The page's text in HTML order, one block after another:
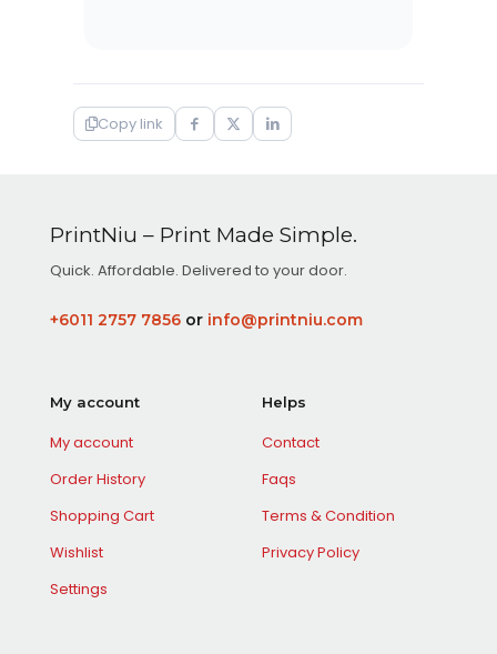
Copy link
PrintNiu – Print Made Simple.
Quick. Affordable. Delivered to your door.
+6011 2757 7856 or info@printniu.com
My account
My account
Order History
Shopping Cart
Wishlist
Settings
Helps
Contact
Faqs
Terms & Condition
Privacy Policy